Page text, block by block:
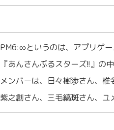
PM6:∞というのは、アプリゲー
『あんさんぶるスターズ!!』の
メンバーは、日々樹渉さん、椎
紫之創さん、三毛縞斑さん、ユ